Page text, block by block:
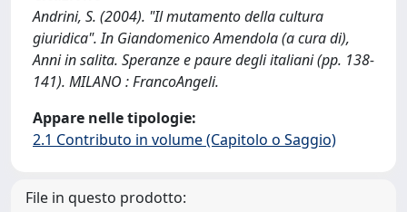
Andrini, S. (2004). "Il mutamento della cultura
giuridica". In Giandomenico Amendola (a cura di),
Anni in salita. Speranze e paure degli italiani (pp. 138-
141). MILANO : FrancoAngeli.
Appare nelle tipologie:
2.1 Contributo in volume (Capitolo o Saggio)
File in questo prodotto: